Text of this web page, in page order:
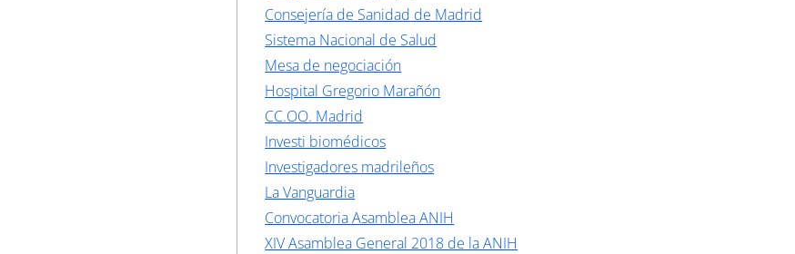
Consejería de Sanidad de Madrid
Sistema Nacional de Salud
Mesa de negociación
Hospital Gregorio Marañón
CC.OO. Madrid
Investi biomédicos
Investigadores madrileños
La Vanguardia
Convocatoria Asamblea ANIH
XIV Asamblea General 2018 de la ANIH